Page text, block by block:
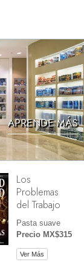
APRENDE MÁS
Los
Problemas
del Trabajo
Pasta suave
Precio MX$315
Ver Más